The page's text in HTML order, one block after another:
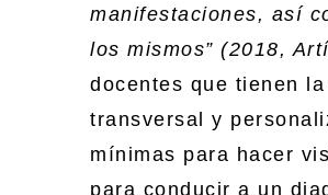
manifestaciones, así
los mismos” (2018,
docentes que tienen
transversal y
mínimas para hacer
para conducir a un